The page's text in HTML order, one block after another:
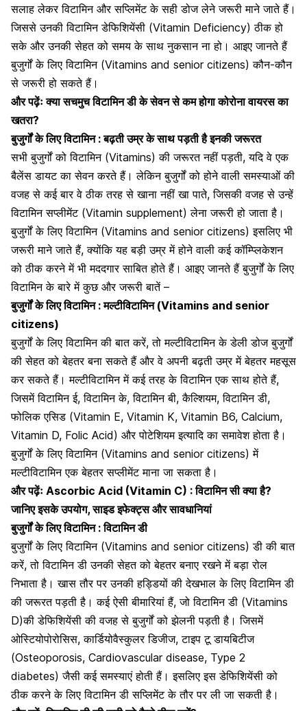
सलाह लेकर विटामिन और सप्लिमेंट के सही डोज लेने जरूरी माने जाते हैं।
जिससे उनकी विटामिन डेफिशियेंसी (Vitamin Deficiency) ठीक हो
सके और उनकी सेहत को समय के साथ नुकसान ना हो। आइए जानते हैं
बुजुर्गों के लिए विटामिन (Vitamins and senior citizens) कौन-कौन
से जरूरी हो सकते हैं।
और पढ़ेंःक्या सचमुच विटामिन डी के सेवन से कम होगा कोरोना वायरस का
खतरा?
बुजुर्गों के लिए विटामिन : बढ़ती उम्र के साथ पड़ती है इनकी जरूरत
सभी बुजुर्गों को विटामिन (Vitamins) की जरूरत नहीं पड़ती, यदि वे एक
बैलेंस डायट का सेवन करते हैं। लेकिन बुजुर्गों को होने वाली समस्याओं की
वजह से कई बार वे ठीक तरह से खाना नहीं खा पाते, जिसकी वजह से उन्हें
विटामिन सप्लीमेंट (Vitamin supplement) लेना जरूरी हो जाता है।
बुजुर्गों के लिए विटामिन (Vitamins and senior citizens) इसलिए भी
जरूरी माने जाते हैं, क्योंकि यह बड़ी उम्र में होने वाली कई कॉम्प्लिकेशन
को ठीक करने में भी मददगार साबित होते हैं। आइए जानते हैं बुजुर्गों के लिए
विटामिन के बारे में कुछ और जरूरी बातें –
बुजुर्गों के लिए विटामिन : मल्टीविटामिन (Vitamins and senior
citizens)
बुजुर्गों के लिए विटामिन की बात करें, तो मल्टीविटामिन के डेली डोज बुजुर्गों
की सेहत को बेहतर बना सकते हैं और वे अपनी बढ़ती उम्र में बेहतर महसूस
कर सकते हैं। मल्टीविटामिन में कई तरह के विटामिन एक साथ होते हैं,
जिसमें विटामिन ई, विटामिन के, विटामिन बी, कैल्शियम, विटामिन डी,
फोलिक एसिड (Vitamin E, Vitamin K, Vitamin B6, Calcium,
Vitamin D, Folic Acid) और पोटेशियम इत्यादि का समावेश होता है।
बुजुर्गों के लिए विटामिन (Vitamins and senior citizens) में
मल्टीविटामिन एक बेहतर सप्लीमेंट माना जा सकता है।
और पढ़ेंः Ascorbic Acid (Vitamin C) : विटामिन सी क्या है?
जानिए इसके उपयोग, साइड इफेक्ट्स और सावधानियां
बुजुर्गों के लिए विटामिन : विटामिन डी
बुजुर्गों के लिए विटामिन (Vitamins and senior citizens) डी की बात
करें, तो विटामिन डी उनकी सेहत को बेहतर बनाए रखने में बड़ा रोल
निभाता है। खास तौर पर उनकी हड्डियों की देखभाल के लिए विटामिन डी
की जरूरत पड़ती है। कई ऐसी बीमारियां हैं, जो विटामिन डी (Vitamins
D)की डेफिशियेंसी की वजह से बुजुर्गों को झेलनी पड़ती है। जिसमें
ओस्टियोपोरोसिस, कार्डियोवैस्कुलर डिजीज, टाइप टू डायबिटीज
(Osteoporosis, Cardiovascular disease, Type 2
diabetes) जैसी कई समस्याएं होती हैं। इसलिए इस डेफिशियेंसी को
ठीक करने के लिए विटामिन डी सप्लिमेंट के तौर पर ली जा सकती है।